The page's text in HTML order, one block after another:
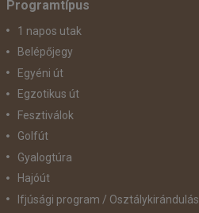
Programtípus
1 napos utak
Belépőjegy
Egyéni út
Egzotikus út
Fesztiválok
Golfút
Gyalogtúra
Hajóút
Ifjúsági program / Osztálykirándulás